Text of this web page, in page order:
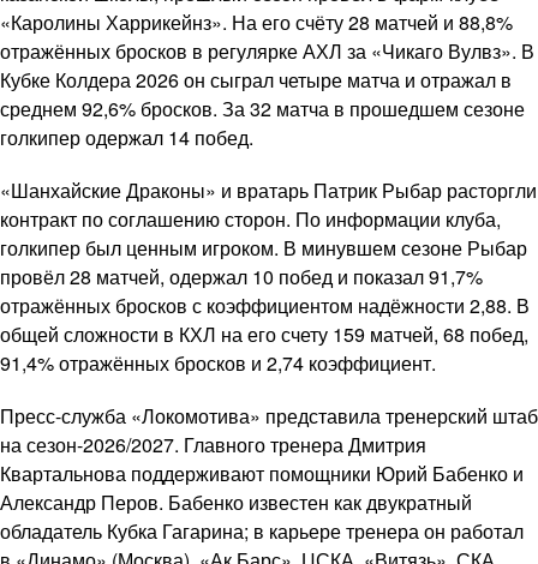
«Каролины Харрикейнз». На его счёту 28 матчей и 88,8%
отражённых бросков в регулярке АХЛ за «Чикаго Вулвз». В
Кубке Колдера 2026 он сыграл четыре матча и отражал в
среднем 92,6% бросков. За 32 матча в прошедшем сезоне
голкипер одержал 14 побед.
«Шанхайские Драконы» и вратарь Патрик Рыбар расторгли
контракт по соглашению сторон. По информации клуба,
голкипер был ценным игроком. В минувшем сезоне Рыбар
провёл 28 матчей, одержал 10 побед и показал 91,7%
отражённых бросков с коэффициентом надёжности 2,88. В
общей сложности в КХЛ на его счету 159 матчей, 68 побед,
91,4% отражённых бросков и 2,74 коэффициент.
Пресс-служба «Локомотива» представила тренерский штаб
на сезон-2026/2027. Главного тренера Дмитрия
Квартальнова поддерживают помощники Юрий Бабенко и
Александр Перов. Бабенко известен как двукратный
обладатель Кубка Гагарина; в карьере тренера он работал